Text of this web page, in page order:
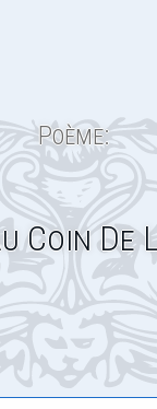
Poème:
Coin De